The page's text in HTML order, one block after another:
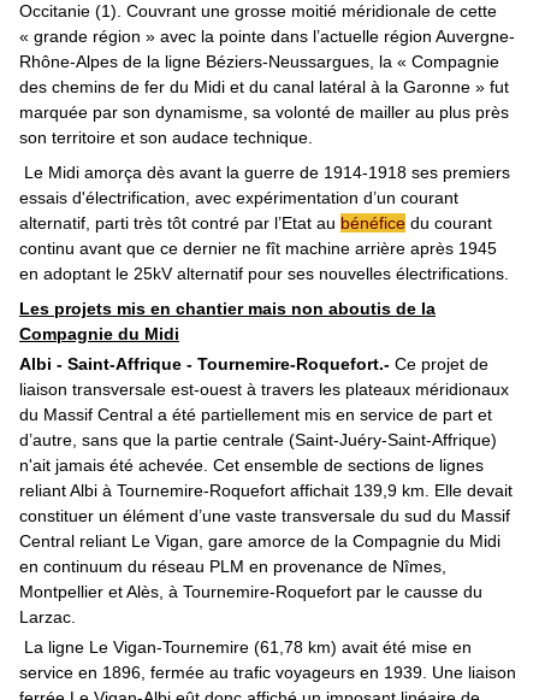
Occitanie (1). Couvrant une grosse moitié méridionale de cette
« grande région » avec la pointe dans l’actuelle région Auvergne-
Rhône-Alpes de la ligne Béziers-Neussargues, la « Compagnie
des chemins de fer du Midi et du canal latéral à la Garonne » fut
marquée par son dynamisme, sa volonté de mailler au plus près
son territoire et son audace technique.
Le Midi amorça dès avant la guerre de 1914-1918 ses premiers
essais d'électrification, avec expérimentation d’un courant
alternatif, parti très tôt contré par l’Etat au bénéfice du courant
continu avant que ce dernier ne fît machine arrière après 1945
en adoptant le 25kV alternatif pour ses nouvelles électrifications.
Les projets mis en chantier mais non aboutis de la
Compagnie du Midi
Albi - Saint-Affrique - Tournemire-Roquefort.- Ce projet de
liaison transversale est-ouest à travers les plateaux méridionaux
du Massif Central a été partiellement mis en service de part et
d’autre, sans que la partie centrale (Saint-Juéry-Saint-Affrique)
n'ait jamais été achevée. Cet ensemble de sections de lignes
reliant Albi à Tournemire-Roquefort affichait 139,9 km. Elle devait
constituer un élément d’une vaste transversale du sud du Massif
Central reliant Le Vigan, gare amorce de la Compagnie du Midi
en continuum du réseau PLM en provenance de Nîmes,
Montpellier et Alès, à Tournemire-Roquefort par le causse du
Larzac.
La ligne Le Vigan-Tournemire (61,78 km) avait été mise en
service en 1896, fermée au trafic voyageurs en 1939. Une liaison